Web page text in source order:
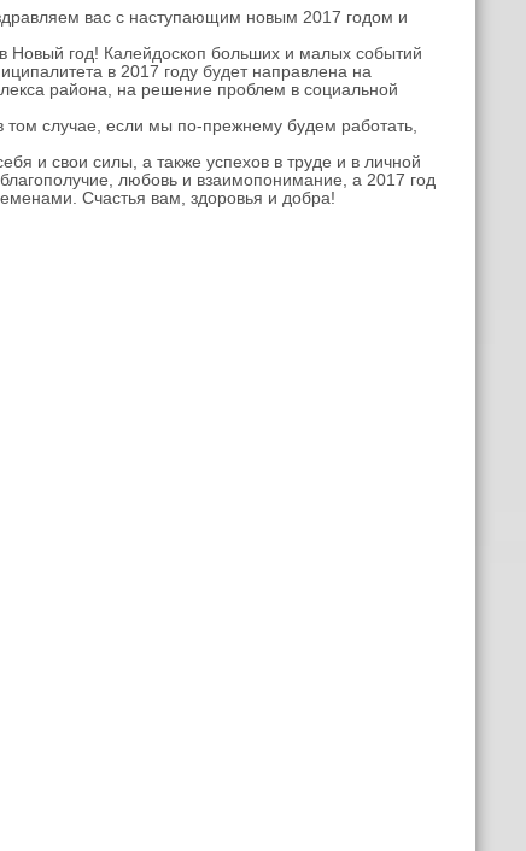
вас с наступающим новым 2017 годом и
год! Калейдоскоп больших и малых событий
в 2017 году будет направлена на
района, на решение проблем в социальной
случае, если мы по-прежнему будем работать,
и свои силы, а также успехов в труде и в личной
любовь и взаимопонимание, а 2017 год
Счастья вам, здоровья и добра!